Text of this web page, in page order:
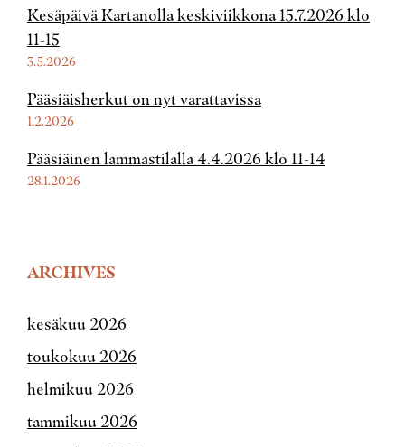
Kesäpäivä Kartanolla keskiviikkona 15.7.2026 klo
11-15
3.5.2026
Pääsiäisherkut on nyt varattavissa
1.2.2026
Pääsiäinen lammastilalla 4.4.2026 klo 11-14
28.1.2026
ARCHIVES
kesäkuu 2026
toukokuu 2026
helmikuu 2026
tammikuu 2026